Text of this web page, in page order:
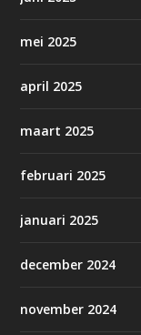
mei 2025
april 2025
maart 2025
februari 2025
januari 2025
december 2024
november 2024